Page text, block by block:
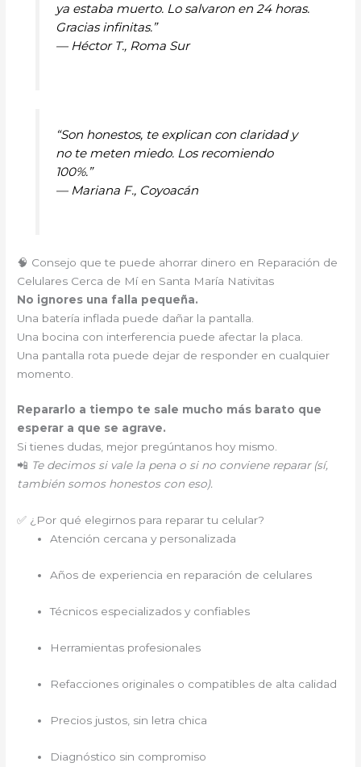
ya estaba muerto. Lo salvaron en 24 horas.
Gracias infinitas.”
— Héctor T., Roma Sur
“Son honestos, te explican con claridad y
no te meten miedo. Los recomiendo
100%.”
— Mariana F., Coyoacán
🧠 Consejo que te puede ahorrar dinero en Reparación de
Celulares Cerca de Mí en Santa María Nativitas
No ignores una falla pequeña.
Una batería inflada puede dañar la pantalla.
Una bocina con interferencia puede afectar la placa.
Una pantalla rota puede dejar de responder en cualquier
momento.
Repararlo a tiempo te sale mucho más barato que
esperar a que se agrave.
Si tienes dudas, mejor pregúntanos hoy mismo.
📲 Te decimos si vale la pena o si no conviene reparar (sí,
también somos honestos con eso).
✅ ¿Por qué elegirnos para reparar tu celular?
Atención cercana y personalizada
Años de experiencia en reparación de celulares
Técnicos especializados y confiables
Herramientas profesionales
Refacciones originales o compatibles de alta calidad
Precios justos, sin letra chica
Diagnóstico sin compromiso